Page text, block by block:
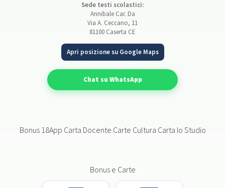
Sede testi scolastici:
Annibale Car. Da
Via A. Ceccano, 11
81100 Caserta CE
Apri posizione su Google Maps
Chat su WhatsApp
Bonus 18App Carta Docente Carte Cultura Carta Io Studio
Bonus e Carte